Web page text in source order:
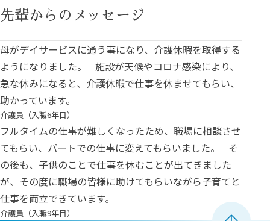
先輩からのメッセージ
母がデイサービスに通う事になり、介護休暇を取得する
ようになりました。 施設が天候やコロナ感染により、
急な休みになると、介護休暇で仕事を休ませてもらい、
助かっています。
介護員（入職6年目）
フルタイムの仕事が難しくなったため、職場に相談させ
てもらい、パートでの仕事に変えてもらいました。 そ
の後も、子供のことで仕事を休むことが出てきました
が、その度に職場の皆様に助けてもらいながら子育てと
仕事を両立できています。
介護員（入職9年目）